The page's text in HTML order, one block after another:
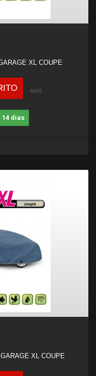
XL COUPE
MÁS
dias
XL COUPE